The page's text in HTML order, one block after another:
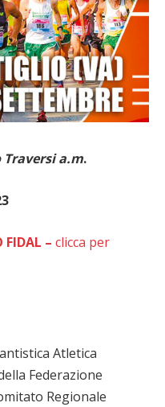
Traversi a.m.
FIDAL – clicca per
Atletica
Federazione
Regionale